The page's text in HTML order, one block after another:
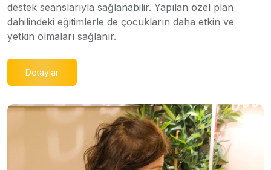
destek seanslarıyla sağlanabilir. Yapılan özel plan
dahilindeki eğitimlerle de çocukların daha etkin ve
yetkin olmaları sağlanır.
Detaylar